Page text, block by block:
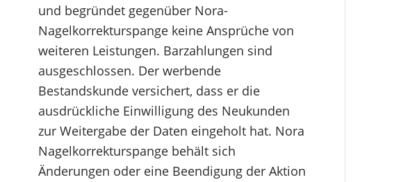
und begründet gegenüber Nora-
Nagelkorrekturspange keine Ansprüche von
weiteren Leistungen. Barzahlungen sind
ausgeschlossen. Der werbende
Bestandskunde versichert, dass er die
ausdrückliche Einwilligung des Neukunden
zur Weitergabe der Daten eingeholt hat. Nora
Nagelkorrekturspange behält sich
Änderungen oder eine Beendigung der Aktion